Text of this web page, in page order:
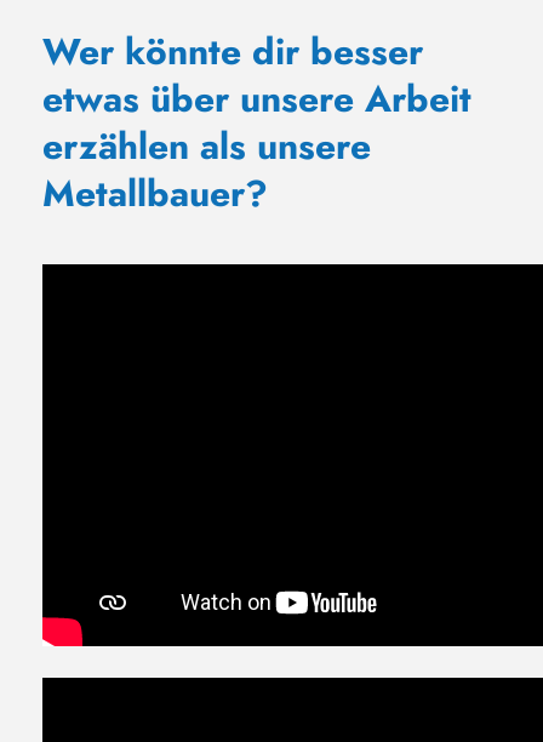
Wer könnte dir besser
etwas über unsere Arbeit
erzählen als unsere
Metallbauer?